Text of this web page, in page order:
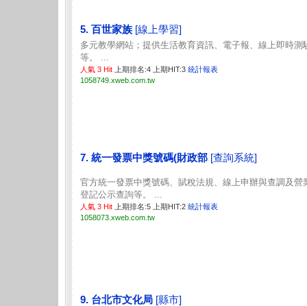
5. 百世家族 [線上學習]
多元教學網站；提供生活教育資訊、電子報、線上即時測
等。 ...
人氣 3 Hit 上期排名:4 上期HIT:3 統計報表
1058749.xweb.com.tw
7. 統一發票中獎號碼(財政部 [查詢系統]
官方統一發票中獎號碼、賦稅法規、線上申辦與查調及營
登記公示查詢等。 ...
人氣 3 Hit 上期排名:5 上期HIT:2 統計報表
1058073.xweb.com.tw
9. 台北市文化局 [縣市]